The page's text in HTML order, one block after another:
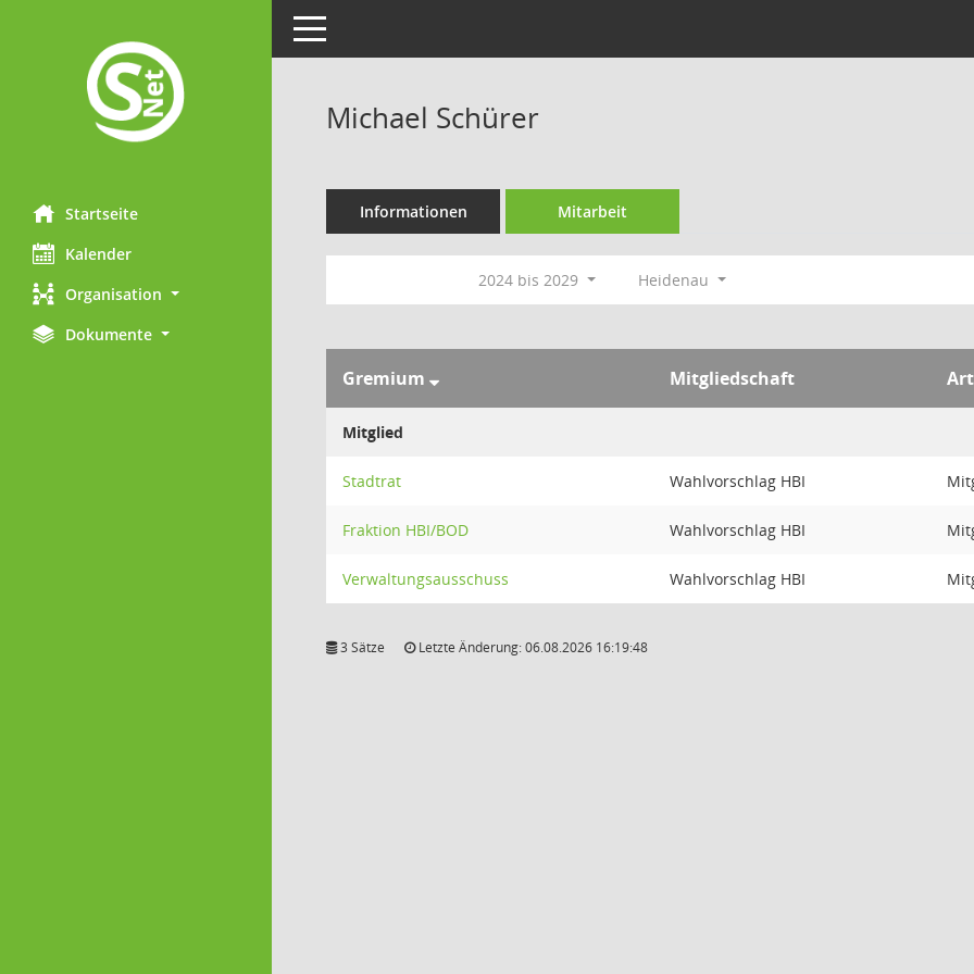
Startseite
Kalender
Organisation
Dokumente
Toggle navigation
Michael Schürer
Informationen Mitarbeit
2024 bis 2029 Heidenau
Gremium Mitgliedschaft
Mitglied
Stadtrat Wahlvorschlag HBI
Fraktion HBI/BOD Wahlvorschlag HBI
Verwaltungsausschuss Wahlvorschlag HBI
3 Sätze Letzte Änderung: 06.08.2026 16:19:48